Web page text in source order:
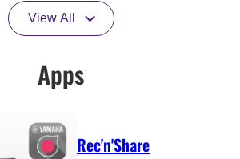
View All
Apps
Rec'n'Share